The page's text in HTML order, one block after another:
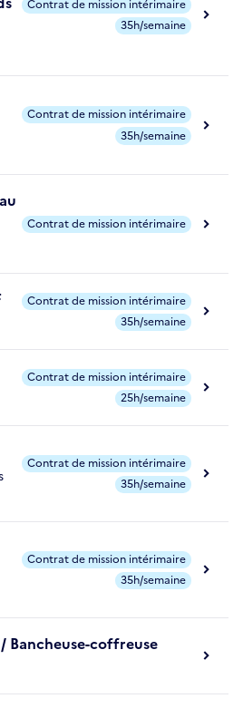
Contrat de mission intérimaire
35h/semaine
Contrat de mission intérimaire
35h/semaine
Contrat de mission intérimaire
Contrat de mission intérimaire
35h/semaine
Contrat de mission intérimaire
25h/semaine
Contrat de mission intérimaire
35h/semaine
Contrat de mission intérimaire
35h/semaine
Bancheuse-coffreuse